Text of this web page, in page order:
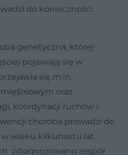
do konieczności
genetyczna, której
pojawiają się w
się m.in.
oraz
koordynacji ruchów i
choroba prowadzi do
wieku kilkunastu lat.
zdiagnozowano zespół